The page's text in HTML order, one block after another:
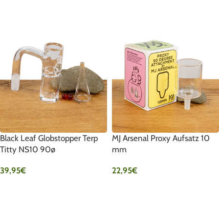
Black Leaf Globstopper Terp
Titty NS10 90ø
39,95€
MJ Arsenal Proxy Aufsatz 10
mm
22,95€